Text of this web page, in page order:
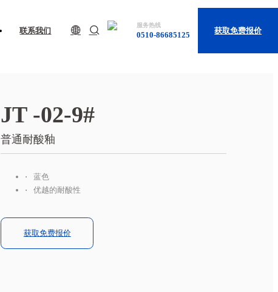
联系我们
服务热线
0510-86685125 获取免费报价
JT -02-9#
普通耐酸釉
蓝色
优越的耐酸性
获取免费报价